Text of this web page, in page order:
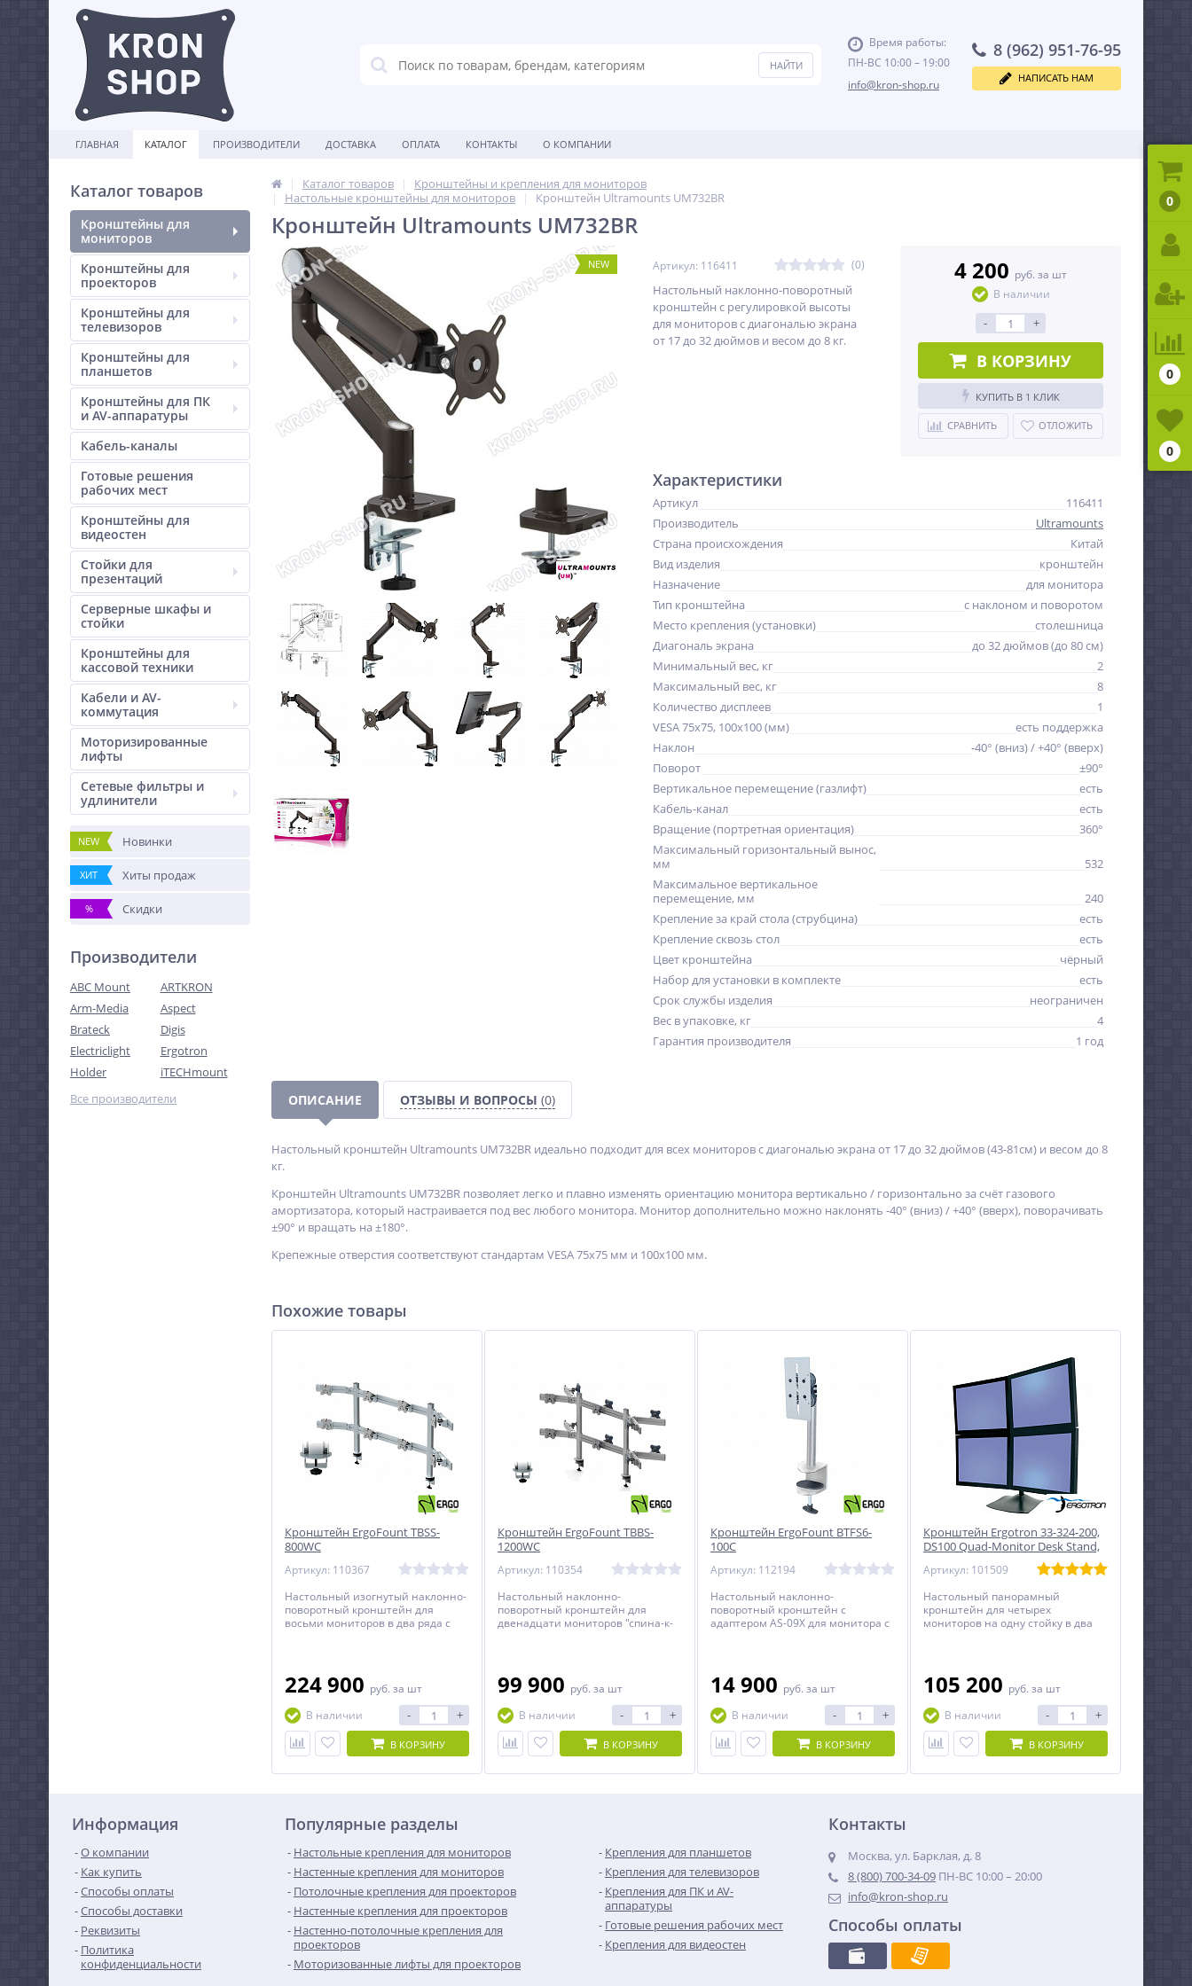
Время работы:
ПН-ВС 10:00 – 19:00
info@kron-shop.ru
8 (962) 951-76-95
НАПИСАТЬ НАМ
ГЛАВНАЯ КАТАЛОГ ПРОИЗВОДИТЕЛИ ДОСТАВКА ОПЛАТА КОНТАКТЫ О КОМПАНИИ
Каталог товаров
Кронштейны для
мониторов
Кронштейны для
проекторов
Кронштейны для
телевизоров
Кронштейны для
планшетов
Кронштейны для ПК
и AV-аппаратуры
Кабель-каналы
Готовые решения
рабочих мест
Кронштейны для
видеостен
Стойки для
презентаций
Серверные шкафы и
стойки
Кронштейны для
кассовой техники
Кабели и AV-
коммутация
Моторизированные
лифты
Сетевые фильтры и
удлинители
NEW Новинки
ХИТ Хиты продаж
% Скидки
Производители
ABC Mount
ARTKRON
Arm-Media
Aspect
Brateck
Digis
Electriclight
Ergotron
Holder
iTECHmount
Все производители
Каталог товаров
Кронштейны и крепления для мониторов
Настольные кронштейны для мониторов
Кронштейн Ultramounts UM732BR
Кронштейн Ultramounts UM732BR
NEW Артикул: 116411 (0)
Настольный наклонно-поворотный
кронштейн с регулировкой высоты
для мониторов с диагональю экрана
от 17 до 32 дюймов и весом до 8 кг.
4 200 руб. за шт
В наличии
- +
В КОРЗИНУ
КУПИТЬ В 1 КЛИК
СРАВНИТЬ ОТЛОЖИТЬ
Характеристики
Артикул
116411
Производитель
Ultramounts
Страна происхождения
Китай
Вид изделия
кронштейн
Назначение
для монитора
Тип кронштейна
с наклоном и поворотом
Место крепления (установки)
столешница
Диагональ экрана
до 32 дюймов (до 80 см)
Минимальный вес, кг
2
Максимальный вес, кг
8
Количество дисплеев
1
VESA 75x75, 100x100 (мм)
есть поддержка
Наклон
-40° (вниз) / +40° (вверх)
Поворот
±90°
Вертикальное перемещение (газлифт)
есть
Кабель-канал
есть
Вращение (портретная ориентация)
360°
Максимальный горизонтальный вынос,
мм
532
Максимальное вертикальное
перемещение, мм
240
Крепление за край стола (струбцина)
есть
Крепление сквозь стол
есть
Цвет кронштейна
чёрный
Набор для установки в комплекте
есть
Срок службы изделия
неограничен
Вес в упаковке, кг
4
Гарантия производителя
1 год
ОПИСАНИЕ ОТЗЫВЫ И ВОПРОСЫ (0)
Настольный кронштейн Ultramounts UM732BR идеально подходит для всех мониторов с диагональю экрана от 17 до 32 дюймов (43-81см) и весом до 8
кг.
Кронштейн Ultramounts UM732BR позволяет легко и плавно изменять ориентацию монитора вертикально / горизонтально за счёт газового
амортизатора, который настраивается под вес любого монитора. Монитор дополнительно можно наклонять -40° (вниз) / +40° (вверх), поворачивать
±90° и вращать на ±180°.
Крепежные отверстия соответствуют стандартам VESA 75x75 мм и 100x100 мм.
Похожие товары
Кронштейн ErgoFount TBSS-
800WC
Артикул: 110367
Настольный изогнутый наклонно-
поворотный кронштейн для
восьми мониторов в два ряда с
224 900 руб. за шт
В наличии
- +
В КОРЗИНУ
Кронштейн ErgoFount TBBS-
1200WC
Артикул: 110354
Настольный наклонно-
поворотный кронштейн для
двенадцати мониторов "спина-к-
99 900 руб. за шт
В наличии
- +
В КОРЗИНУ
Кронштейн ErgoFount BTFS6-
100C
Артикул: 112194
Настольный наклонно-
поворотный кронштейн с
адаптером AS-09X для монитора с
14 900 руб. за шт
В наличии
- +
В КОРЗИНУ
Кронштейн Ergotron 33-324-200,
DS100 Quad-Monitor Desk Stand,
Артикул: 101509
Настольный панорамный
кронштейн для четырех
мониторов на одну стойку в два
105 200 руб. за шт
В наличии
- +
В КОРЗИНУ
Информация
О компании
Как купить
Способы оплаты
Способы доставки
Реквизиты
Политика
конфиденциальности
Популярные разделы
Настольные крепления для мониторов
Настенные крепления для мониторов
Потолочные крепления для проекторов
Настенные крепления для проекторов
Настенно-потолочные крепления для
проекторов
Моторизованные лифты для проекторов
Крепления для планшетов
Крепления для телевизоров
Крепления для ПК и AV-
аппаратуры
Готовые решения рабочих мест
Крепления для видеостен
Контакты
Москва, ул. Барклая, д. 8
8 (800) 700-34-09 ПН-ВС 10:00 – 20:00
info@kron-shop.ru
Способы оплаты
0
0
0